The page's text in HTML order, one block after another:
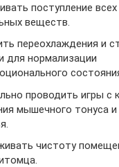
поступление
веществ.
переохлаждения и
для нормализации
проводить игры с
мышечного тонуса
чистоту